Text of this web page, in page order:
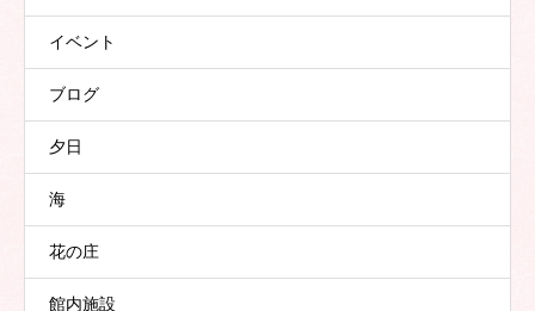
イベント
ブログ
夕日
海
花の庄
館内施設